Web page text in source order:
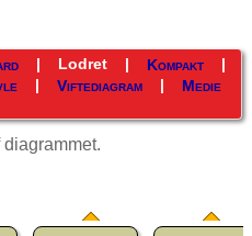
| Lodret| Kompakt|
| Viftediagram| Medie